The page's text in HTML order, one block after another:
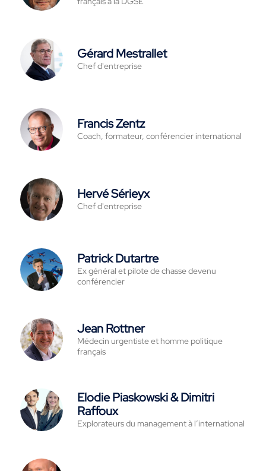
Gérard Mestrallet
Chef d'entreprise
Francis Zentz
Coach, formateur, conférencier international
Hervé Sérieyx
Chef d'entreprise
Patrick Dutartre
Ex général et pilote de chasse devenu
conférencier
Jean Rottner
Médecin urgentiste et homme politique
français
Elodie Piaskowski & Dimitri
Raffoux
Explorateurs du management à l’international